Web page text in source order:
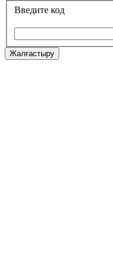
Введите код
Жалғастыру